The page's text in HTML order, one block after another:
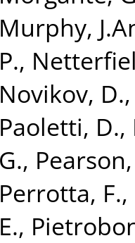
Murphy,
P.,
Novikov, D.,
Paoletti, D.,
G., Pearson,
Perrotta, F.,
E.,